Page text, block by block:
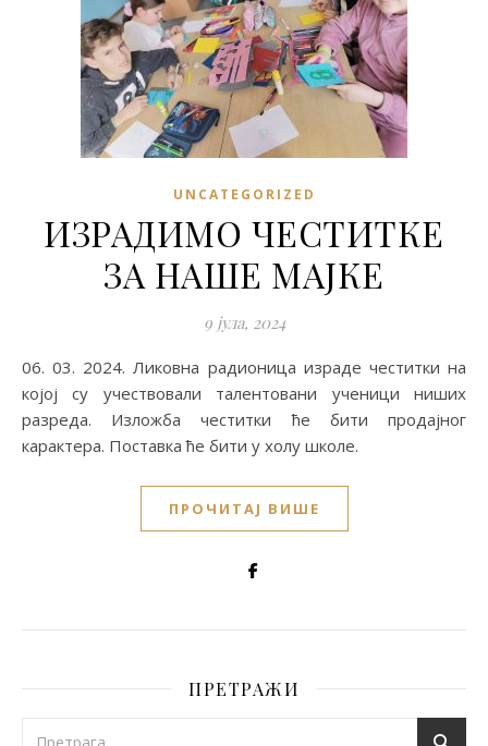
UNCATEGORIZED
ИЗРАДИМО ЧЕСТИТКЕ
ЗА НАШЕ МАЈКЕ
9 јула, 2024
06. 03. 2024. Ликовна радионица израде честитки на
којој су учествовали талентовани ученици ниших
разреда. Изложба честитки ће бити продајног
карактера. Поставка ће бити у холу школе.
ПРОЧИТАЈ ВИШЕ
ПРЕТРАЖИ